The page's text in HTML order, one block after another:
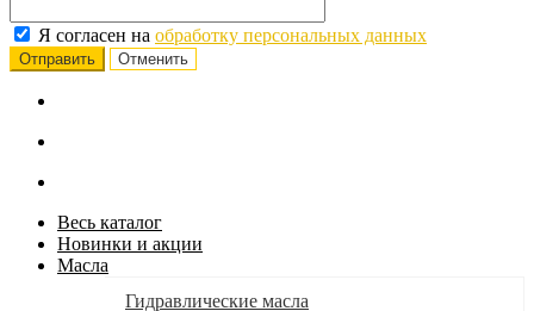
Я согласен на обработку персональных данных
Отменить
Весь каталог
Новинки и акции
Масла
Гидравлические масла